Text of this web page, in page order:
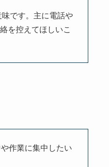
です。主に電話や
を控えてほしいこ
作業に集中したい